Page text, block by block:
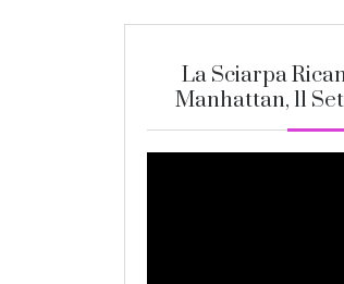
La Sciarpa
Manhattan, 11